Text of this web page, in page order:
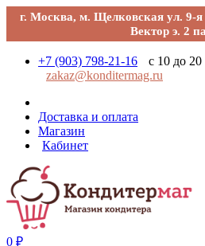
г. Москва, м. Щелковская ул. 9-
Вектор э. 2
+7 (903) 798-21-16
с 10 до 20
zakaz@konditermag.ru
Доставка и оплата
Магазин
Кабинет
0 ₽